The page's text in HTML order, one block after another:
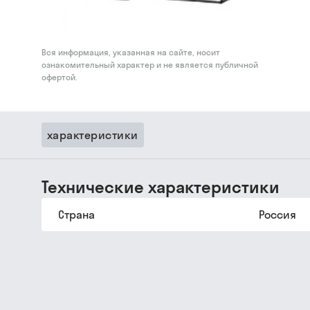
Вся информация, указанная на сайте, носит
ознакомительный характер и не является публичной
офертой.
характеристики
Технические характеристики
Страна Россия